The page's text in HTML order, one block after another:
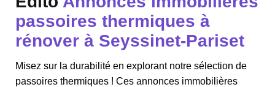
passoires thermiques à
rénover à Seyssinet-Pariset
Misez sur la durabilité en explorant notre sélection de
passoires thermiques ! Ces annonces immobilières